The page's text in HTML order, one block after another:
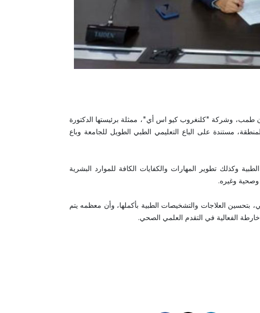
وشركة "كلنغروب كيو اس أي"، ممثلة برئيستها الدكتورة
مستندة على الباع التعليمي الطبي الطويل للجامعة وباع
وكذلك تطوير المهارات والكفايات الكافة للموارد البشرية
وغيره.
بتحسين العلاجات والتشخيصات الطبية بأكملها، وأن معظمه يتم
الفعالية في التقدم العلمي الصحي.